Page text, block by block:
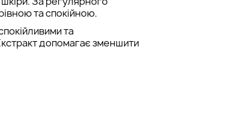
та спокійною.
та
допомагає зменшити
дискомфорту. Він підтримує
функції. Особливо корисний